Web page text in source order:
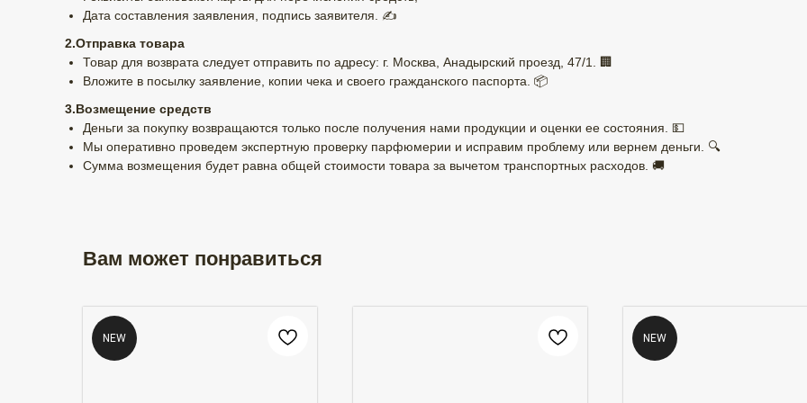
Дата составления заявления, подпись заявителя. ✍️
2.Отправка товара
Товар для возврата следует отправить по адресу: г. Москва, Анадырский проезд, 47/1. 🏢
Вложите в посылку заявление, копии чека и своего гражданского паспорта. 📦
3.Возмещение средств
Деньги за покупку возвращаются только после получения нами продукции и оценки ее состояния. 💵
Мы оперативно проведем экспертную проверку парфюмерии и исправим проблему или вернем деньги. 🔍
Сумма возмещения будет равна общей стоимости товара за вычетом транспортных расходов. 🚚
Вам может понравиться
NEW NEW